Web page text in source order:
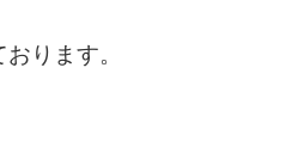
ります。